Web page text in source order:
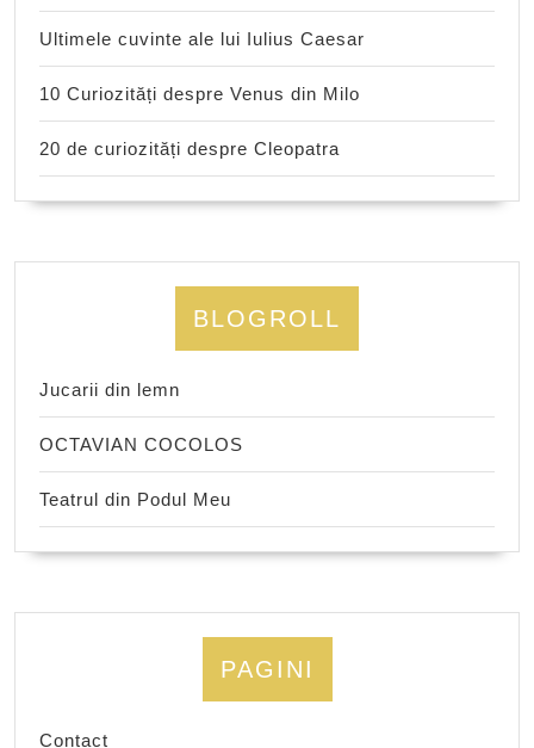
Ultimele cuvinte ale lui Iulius Caesar
10 Curiozități despre Venus din Milo
20 de curiozități despre Cleopatra
BLOGROLL
Jucarii din lemn
OCTAVIAN COCOLOS
Teatrul din Podul Meu
PAGINI
Contact